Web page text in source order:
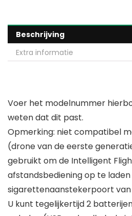
Beschrijving
Extra informatie
Voer het modelnummer
weten dat dit past.
Opmerking: niet compatibel
(drone van de eerste
gebruikt om de Intelligent
afstandsbediening op te laden
sigarettenaanstekerpoort van
U kunt tegelijkertijd 2